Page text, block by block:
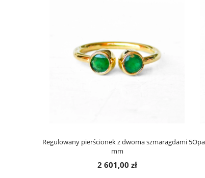
Regulowany pierścionek z dwoma szmaragdami 5
mm
2 601,00 zł